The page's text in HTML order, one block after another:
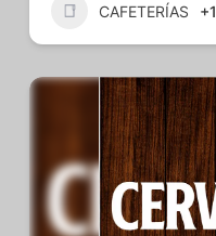
CAFETERÍAS +1